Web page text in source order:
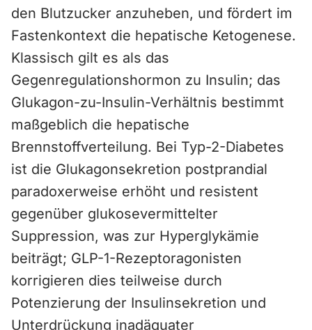
den Blutzucker anzuheben, und fördert im
Fastenkontext die hepatische Ketogenese.
Klassisch gilt es als das
Gegenregulationshormon zu Insulin; das
Glukagon-zu-Insulin-Verhältnis bestimmt
maßgeblich die hepatische
Brennstoffverteilung. Bei Typ-2-Diabetes
ist die Glukagonsekretion postprandial
paradoxerweise erhöht und resistent
gegenüber glukosevermittelter
Suppression, was zur Hyperglykämie
beiträgt; GLP-1-Rezeptoragonisten
korrigieren dies teilweise durch
Potenzierung der Insulinsekretion und
Unterdrückung inadäquater